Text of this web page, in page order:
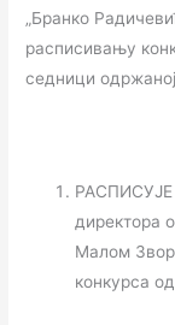
„Бранко
расписивању
седници
РАСПИСУЈЕ
директора
Малом
конкурса